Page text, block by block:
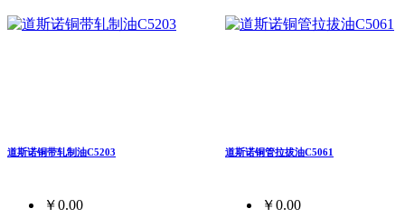
道斯诺铜带轧制油C5203
￥0.00
道斯诺铜管拉拔油C5061
￥0.00